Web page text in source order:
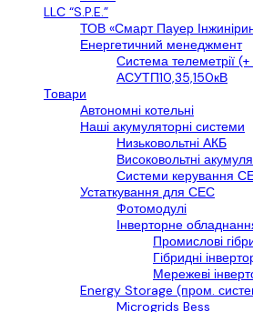
LLС “S.P.E.”
ТОВ «Смарт Пауер
Енергетичний менеджмент
Система телеметрії
АСУТП10,35,150кВ
Товари
Автономні котельні
Наші акумуляторні системи
Низьковольтні АКБ
Високовольтні
Системи керування
Устаткування для СЕС
Фотомодулі
Інверторне
Промислові
Гібридні
Мережеві
Energy Storage (пром.
Microgrids Bess